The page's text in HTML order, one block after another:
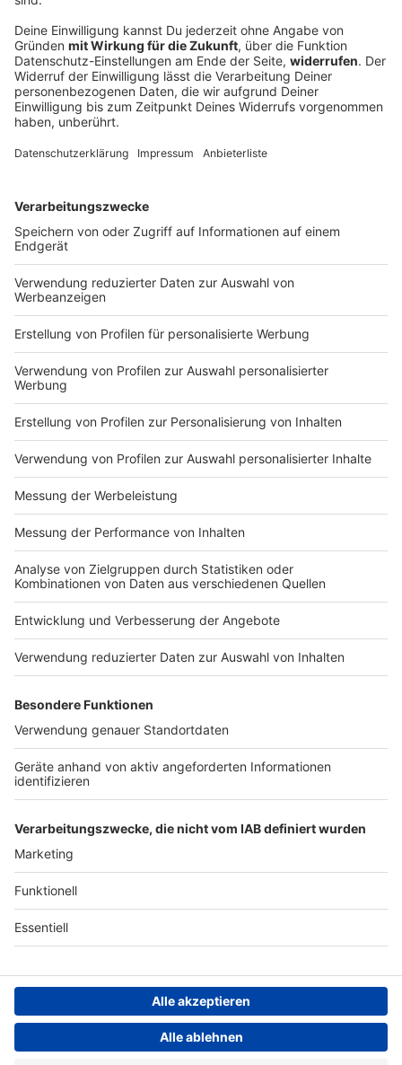
Du möchtest uns etwas sagen?
Kontaktformular
Sprachnachricht
Nutzungsbedingungen
Impressum
Das Band-ABC
Jobs
Archiv
Teilnahme­bedingungen
Geschäfts­bedingungen
ANTENNE BAYERN GROUP
Grounding Page ROCK
ANTENNE
Kontakt
Studio-Hotline
Datenschutz­erklärung
Cookie- und Drittanbieter-
einstellungen
Persönliche Datenkontrolle
ROCK ANTENNE
Region wechseln